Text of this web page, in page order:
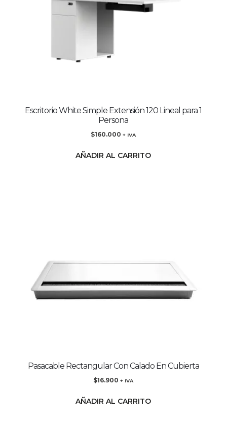
Escritorio White Simple Extensión 120 Lineal para 1
Persona
$160.000 + IVA
AÑADIR AL CARRITO
Pasacable Rectangular Con Calado En Cubierta
$16.900 + IVA
AÑADIR AL CARRITO